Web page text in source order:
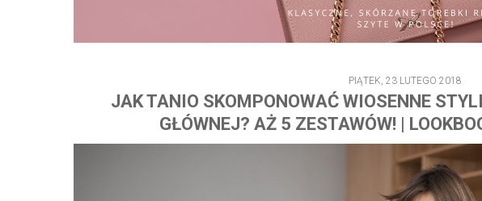
PIĄTEK, 23 LUTEGO 2018
JAK TANIO SKOMPONOWAĆ WIOSENNE
GŁÓWNEJ? AŻ 5 ZESTAWÓW! |